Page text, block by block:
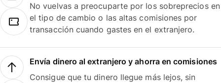
No vuelvas a preocuparte por los sobreprecios en
el tipo de cambio o las altas comisiones por
transacción cuando gastes en el extranjero.
Envía dinero al extranjero y ahorra en comisiones
Consigue que tu dinero llegue más lejos, sin